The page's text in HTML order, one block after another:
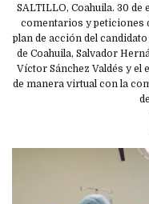
SALTILLO, Coahuila. 30 de
comentarios y peticiones
plan de acción del
de Coahuila, Salvador
Víctor Sánchez Valdés y el
de manera virtual con la